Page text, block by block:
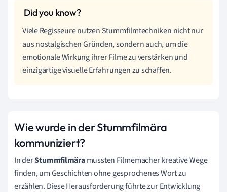
Viele Regisseure nutzen Stummfilmtechniken nicht nur
aus nostalgischen Gründen, sondern auch, um die
emotionale Wirkung ihrer Filme zu verstärken und
einzigartige visuelle Erfahrungen zu schaffen.
Wie wurde in der Stummfilmära
kommuniziert?
In derStummfilmäramussten Filmemacher kreative Wege
finden, um Geschichten ohne gesprochenes Wort zu
erzählen. Diese Herausforderung führte zur Entwicklung